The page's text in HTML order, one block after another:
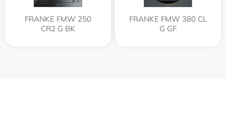
FRANKE FMW 250
CR2 G BK
FRANKE FMW 380 CL
G GF